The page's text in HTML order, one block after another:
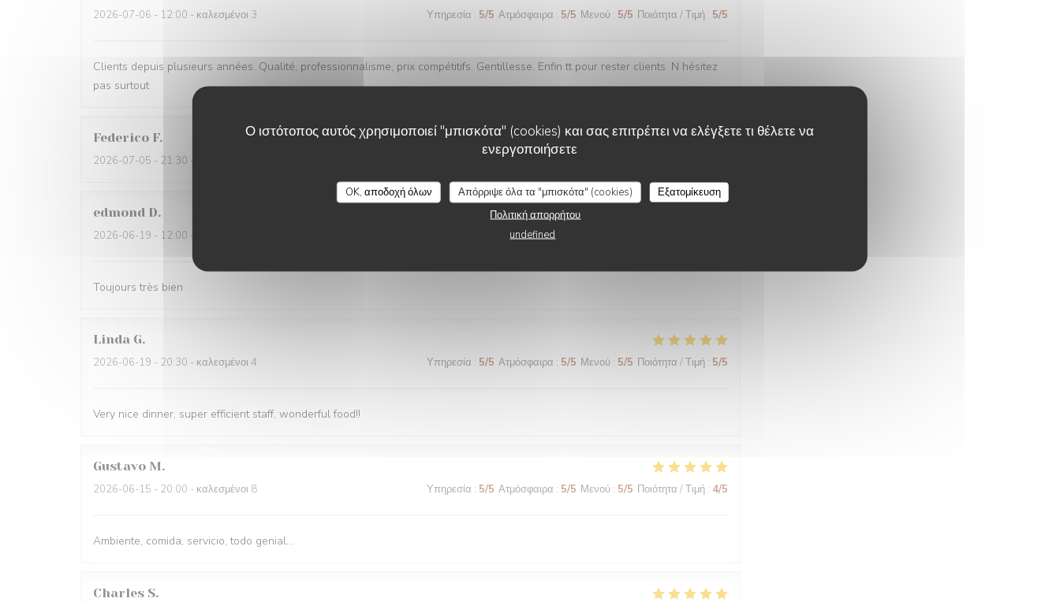
Ο ιστότοπος αυτός χρησιμοποιεί "μπισκότα" (cookies) και σας επιτρέπει να ελέγξετε τι θέλετε να
ενεργοποιήσετε
OK, αποδοχή όλων Απόρριψε όλα τα "μπισκότα" (cookies)
Εξατομίκευση
Πολιτική απορρήτου
undefined
2026-07-06 - 12:00 - καλεσμένοι 3 Υπηρεσία : 5/5 Ατμόσφαιρα : 5/5 Μενού : 5/5 Ποιότητα / Τιμή : 5/5
Clients depuis plusieurs années. Qualité, professionnalisme, prix compétitifs. Gentillesse. Enfin tt pour rester clients. N hésitez
pas surtout
Federico F
2026-07-05 - 21:30 - καλεσμένοι 2 Ατμόσφαιρα
edmond D
2026-06-19 - 12:00 - καλεσμένοι 2 Ατμόσφαιρα:
Toujours très bien
Linda G
2026-06-19 - 20:30 - καλεσμένοι 4 Υπηρεσία : 5/5 Ατμόσφαιρα : 5/5 Μενού : 5/5 Ποιότητα / Τιμή : 5/5
Very nice dinner, super efficient staff, wonderful food!!
Gustavo M
2026-06-15 - 20:00 - καλεσμένοι 8 Υπηρεσία : 5/5 Ατμόσφαιρα : 5/5 Μενού : 5/5 Ποιότητα / Τιμή : 4/5
Ambiente, comida, servicio, todo genial...
Charles S
LE CHALET DE NEUILLY